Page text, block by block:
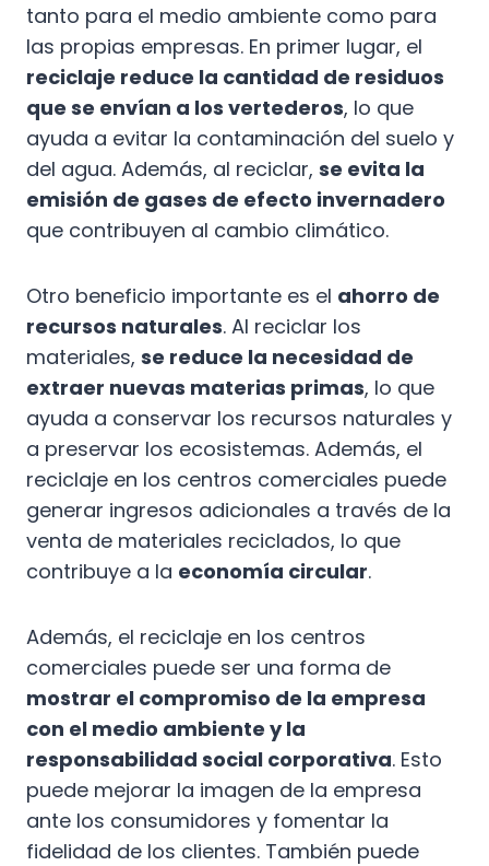
tanto para el medio ambiente como para
las propias empresas. En primer lugar, el
reciclaje reduce la cantidad de residuos
que se envían a los vertederos, lo que
ayuda a evitar la contaminación del suelo y
del agua. Además, al reciclar, se evita la
emisión de gases de efecto invernadero
que contribuyen al cambio climático.
Otro beneficio importante es el ahorro de
recursos naturales. Al reciclar los
materiales, se reduce la necesidad de
extraer nuevas materias primas, lo que
ayuda a conservar los recursos naturales y
a preservar los ecosistemas. Además, el
reciclaje en los centros comerciales puede
generar ingresos adicionales a través de la
venta de materiales reciclados, lo que
contribuye a la economía circular.
Además, el reciclaje en los centros
comerciales puede ser una forma de
mostrar el compromiso de la empresa
con el medio ambiente y la
responsabilidad social corporativa. Esto
puede mejorar la imagen de la empresa
ante los consumidores y fomentar la
fidelidad de los clientes. También puede